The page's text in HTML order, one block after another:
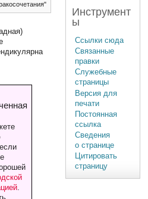
.
Инструмент
ы
Ссылки сюда
Связанные
правки
Служебные
страницы
Версия для
печати
Постоянная
ссылка
Сведения
о странице
Цитировать
страницу